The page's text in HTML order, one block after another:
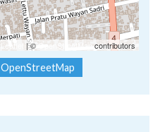
Leaflet | ©OpenStreetMap contributors
OpenStreetMap